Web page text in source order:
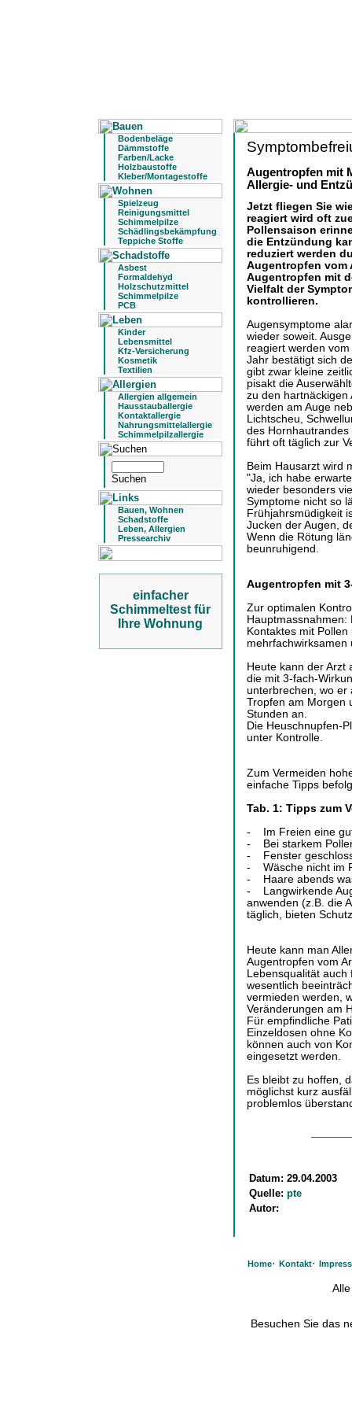
Bodenbeläge
Dämmstoffe
Farben/Lacke
Holzbaustoffe
Kleber/Montagestoffe
Spielzeug
Reinigungsmittel
Schimmelpilze
Schädlingsbekämpfung
Teppiche Stoffe
Asbest
Formaldehyd
Holzschutzmittel
Schimmelpilze
PCB
Kinder
Lebensmittel
Kfz-Versicherung
Kosmetik
Textilien
Allergien allgemein
Hausstauballergie
Kontaktallergie
Nahrungsmittelallergie
Schimmelpilzallergie
Bauen, Wohnen
Schadstoffe
Leben, Allergien
Pressearchiv
einfacher
Schimmeltest für
Ihre Wohnung
Augentropfen mit
Allergie- und
Jetzt fliegen Sie
reagiert wird oft
Pollensaison
die Entzündung
reduziert werden
Augentropfen vom
Augentropfen mit
Vielfalt der
kontrollieren.
Augensymptome
wieder soweit.
reagiert werden
Jahr bestätigt sich
gibt zwar kleine
pisakt die
zu den hartnäckigen
werden am Auge
Lichtscheu,
des
führt oft täglich zur
Beim Hausarzt wird
"Ja, ich habe
wieder besonders
Symptome nicht so
Frühjahrsmüdigkeit
Jucken der Augen,
Wenn die Rötung
beunruhigend.
Augentropfen mit
Zur optimalen
Hauptmassnahmen:
Kontaktes mit
mehrfachwirksamen
Heute kann der Arzt
die mit 3-fach-
unterbrechen, wo er
Tropfen am Morgen
Stunden an.
Die Heuschnupfen-
unter Kontrolle.
Zum Vermeiden
einfache Tipps
Tab. 1: Tipps zum
- Im Freien eine
- Bei starkem
- Fenster
- Wäsche nicht im
- Haare abends
- Langwirkende
anwenden (z.B. die
täglich, bieten
Heute kann man
Augentropfen vom
Lebensqualität auch
wesentlich
vermieden werden,
Veränderungen am
Für empfindliche
Einzeldosen ohne
können auch von
eingesetzt werden.
Es bleibt zu hoffen,
möglichst kurz
problemlos
Datum: 29.04.2003
Quelle: pte
Autor:
Home· Kontakt·
Besuchen Sie das